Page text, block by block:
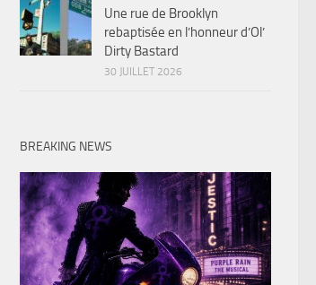
Une rue de Brooklyn
rebaptisée en l’honneur d’Ol’
Dirty Bastard
30 JUILLET 2026
BREAKING NEWS